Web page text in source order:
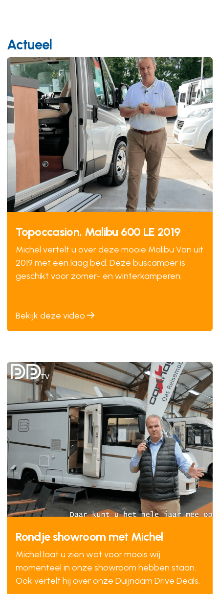
Actueel
Topoccasion, Malibu 600 LE 2019
Michel vertelt u over deze mooie Malibu Van uit
2019 met een laag bed. Deze buscamper is
geschikt voor zomer- en winterkamperen.
Bekijk deze video
Rondje showroom met Michel
Michel laat u zien wat voor moois wij
momenteel in onze showroom hebben staan.
Ook vertelt hij over onze Duijndam Drive Deals.